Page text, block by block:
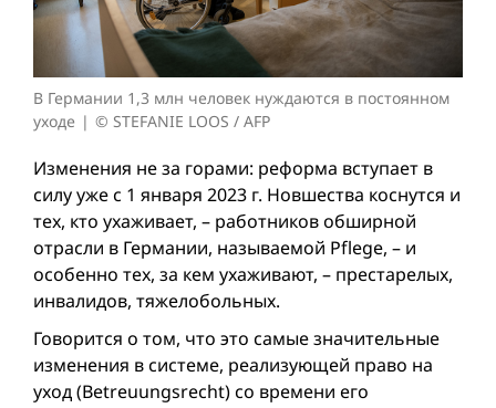
В Германии 1,3 млн человек нуждаются в постоянном
уходе
© STEFANIE LOOS / AFP
Изменения не за горами: реформа вступает в
силу уже с 1 января 2023 г. Новшества коснутся и
тех, кто ухаживает, – работников обширной
отрасли в Германии, называемой Pflege, – и
особенно тех, за кем ухаживают, – престарелых,
инвалидов, тяжелобольных.
Говорится о том, что это самые значительные
изменения в системе, реализующей право на
уход (Betreuungsrecht) со времени его